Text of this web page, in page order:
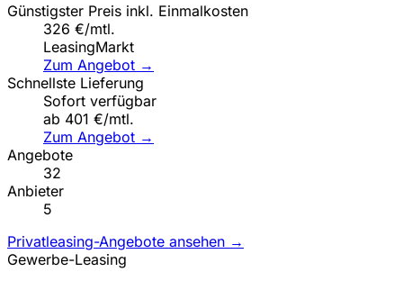
Günstigster Preis inkl. Einmalkosten
326 €/mtl.
LeasingMarkt
Zum Angebot →
Schnellste Lieferung
Sofort verfügbar
ab 401 €/mtl.
Zum Angebot →
Angebote
32
Anbieter
5
Privatleasing-Angebote ansehen →
Gewerbe-Leasing